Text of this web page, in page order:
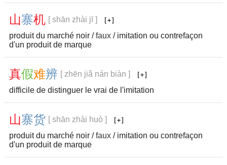
山寨机 [ shān zhài jī ]
produit du marché noir /faux / imitation ou contrefaçon
d'un produit de marque
真假难辨 [ zhēn jiǎ nán biàn ]
difficile de distinguer le vrai de l'imitation
山寨货 [ shān zhài huò ]
produit du marché noir /faux / imitation ou contrefaçon
d'un produit de marque